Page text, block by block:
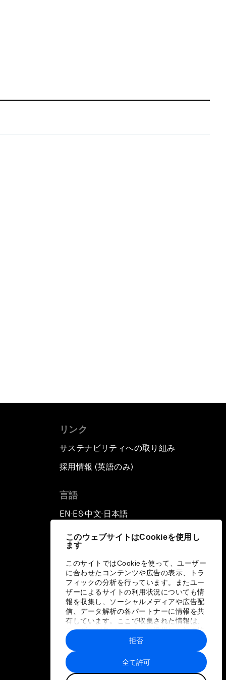
このウェブサイトはCookieを使用し
ます
このサイトではCookieを使って、ユーザー
に合わせたコンテンツや広告の表示、トラ
フィックの分析を行っています。またユー
ザーによるサイトの利用状況についても情
報を収集し、ソーシャルメディアや広告配
信、データ解析の各パートナーに情報を共
有しています。ここで収集された情報は、
ユーザーが各パートナーに提供した他の情
報や各パートナーのサービスを使用した際
に収集された情報と組み合わされ、各パー
トナーによって使用されることがありま
す。
全て許可
拒否
リンク
サステナビリティへの取り組み
採用情報 (英語のみ)
言語
EN ▪ ES▪中文▪ 日本語